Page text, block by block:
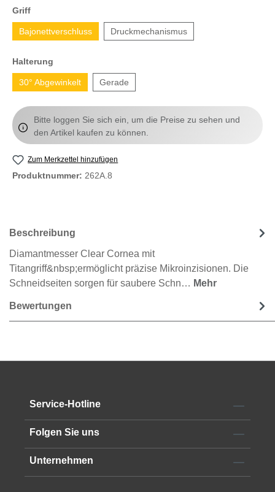
Griff
Bajonettverschluss Druckmechanismus
Halterung
30° Abgewinkelt Gerade
Bitte loggen Sie sich ein, um die Preise zu sehen und
den Artikel kaufen zu können.
Zum Merkzettel hinzufügen
Produktnummer: 262A.8
Beschreibung
Diamantmesser Clear Cornea mit
Titangriff&nbsp;ermöglicht präzise Mikroinzisionen. Die
Schneidseiten sorgen für saubere Schn… Mehr
Bewertungen
Service-Hotline
Folgen Sie uns
Unternehmen